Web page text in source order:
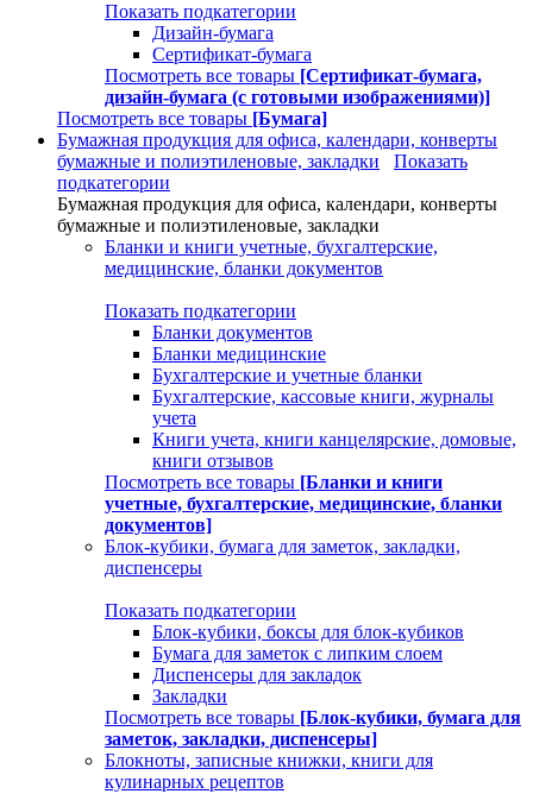
Показать подкатегории
Дизайн-бумага
Сертификат-бумага
Посмотреть все товары [Сертификат-бумага,
дизайн-бумага (с готовыми изображениями)]
Посмотреть все товары [Бумага]
Бумажная продукция для офиса, календари, конверты
бумажные и полиэтиленовые, закладки
Показать
подкатегории
Бумажная продукция для офиса, календари, конверты
бумажные и полиэтиленовые, закладки
Бланки и книги учетные, бухгалтерские,
медицинские, бланки документов
Показать подкатегории
Бланки документов
Бланки медицинские
Бухгалтерские и учетные бланки
Бухгалтерские, кассовые книги, журналы
учета
Книги учета, книги канцелярские, домовые,
книги отзывов
Посмотреть все товары [Бланки и книги
учетные, бухгалтерские, медицинские, бланки
документов]
Блок-кубики, бумага для заметок, закладки,
диспенсеры
Показать подкатегории
Блок-кубики, боксы для блок-кубиков
Бумага для заметок с липким слоем
Диспенсеры для закладок
Закладки
Посмотреть все товары [Блок-кубики, бумага для
заметок, закладки, диспенсеры]
Блокноты, записные книжки, книги для
кулинарных рецептов